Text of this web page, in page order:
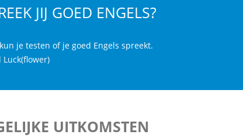
JIJ GOED ENGELS?
je testen of je goed Engels spreekt.
Luck(flower)
UITKOMSTEN